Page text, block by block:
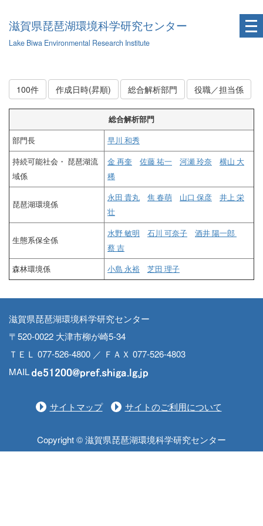
滋賀県琵琶湖環境科学研究センター
Lake Biwa Environmental Research Institute
100件 作成日時(昇順) 総合解析部門 役職／担当係
総合解析部門
部門長
早川 和秀
持続可能社会・ 琵琶湖流
域係
金 再奎 佐藤 祐一 河瀬 玲奈
横山 大
稀
琵琶湖環境係
永田 貴丸 焦 春萌 山口 保彦
井上 栄
壮
生態系保全係
水野 敏明 石川 可奈子
酒井 陽一郎
蔡 吉
森林環境係
小島 永裕 芝田 理子
滋賀県琵琶湖環境科学研究センター
〒520-0022 大津市柳が崎5-34
ＴＥＬ 077-526-4800 ／ ＦＡＸ 077-526-4803
MAIL
サイトマップ サイトのご利用について
Copyright © 滋賀県琵琶湖環境科学研究センター